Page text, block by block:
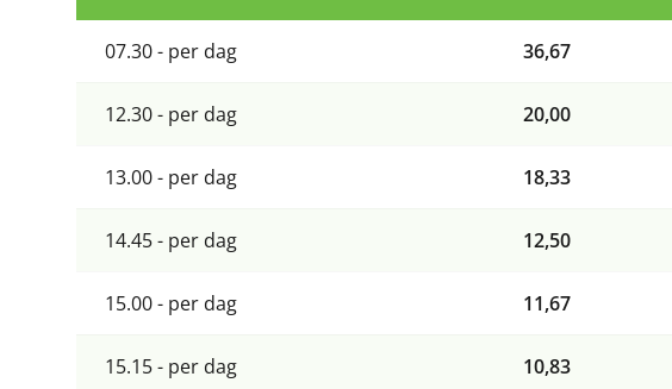
07.30 - per dag 36,67
12.30 - per dag 20,00
13.00 - per dag 18,33
14.45 - per dag 12,50
15.00 - per dag 11,67
15.15 - per dag 10,83